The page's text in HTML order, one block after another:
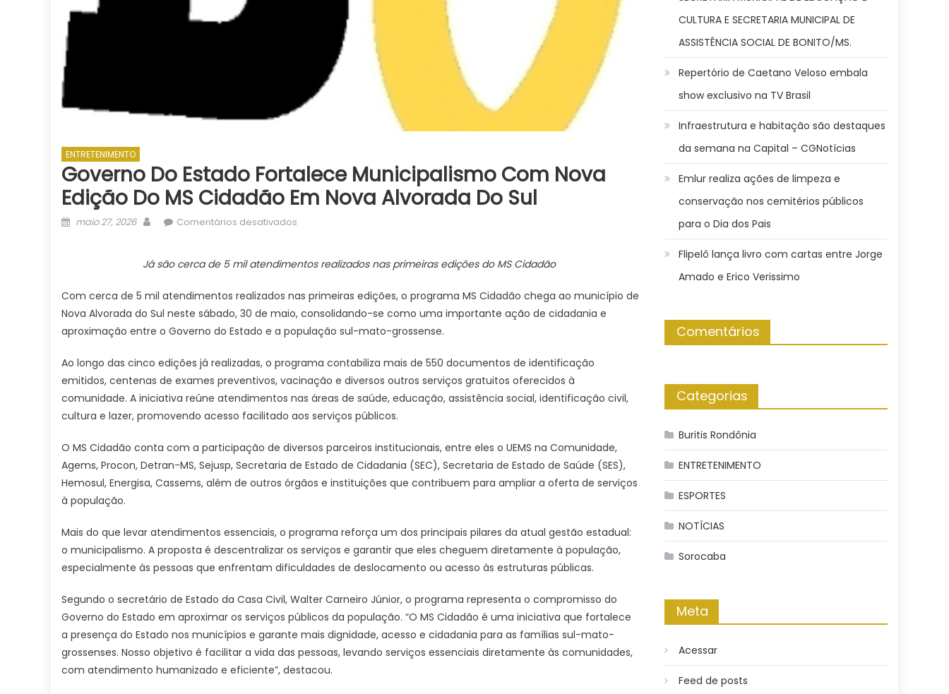
ENTRETENIMENTO
Governo Do Estado Fortalece Municipalismo Com Nova
Edição Do MS Cidadão Em Nova Alvorada Do Sul
Posted
maio 27, 2026 AuthorComentários desativados
Estado
municipalismo
com
nova
do
MS
Cidadão
em
Alvorada
do
Sul
Já são cerca de 5 mil atendimentos realizados nas primeiras edições do MS Cidadão
Com cerca de 5 mil atendimentos realizados nas primeiras edições, o programa MS Cidadão chega ao município de
Nova Alvorada do Sul neste sábado, 30 de maio, consolidando-se como uma importante ação de cidadania e
aproximação entre o Governo do Estado e a população sul-mato-grossense.
Ao longo das cinco edições já realizadas, o programa contabiliza mais de 550 documentos de identificação
emitidos, centenas de exames preventivos, vacinação e diversos outros serviços gratuitos oferecidos à
comunidade. A iniciativa reúne atendimentos nas áreas de saúde, educação, assistência social, identificação civil,
cultura e lazer, promovendo acesso facilitado aos serviços públicos.
O MS Cidadão conta com a participação de diversos parceiros institucionais, entre eles o UEMS na Comunidade,
Agems, Procon, Detran-MS, Sejusp, Secretaria de Estado de Cidadania (SEC), Secretaria de Estado de Saúde (SES),
Hemosul, Energisa, Cassems, além de outros órgãos e instituições que contribuem para ampliar a oferta de serviços
à população.
Mais do que levar atendimentos essenciais, o programa reforça um dos principais pilares da atual gestão estadual:
o municipalismo. A proposta é descentralizar os serviços e garantir que eles cheguem diretamente à população,
especialmente às pessoas que enfrentam dificuldades de deslocamento ou acesso às estruturas públicas.
Segundo o secretário de Estado da Casa Civil, Walter Carneiro Júnior, o programa representa o compromisso do
Governo do Estado em aproximar os serviços públicos da população. “O MS Cidadão é uma iniciativa que fortalece
a presença do Estado nos municípios e garante mais dignidade, acesso e cidadania para as famílias sul-mato-
grossenses. Nosso objetivo é facilitar a vida das pessoas, levando serviços essenciais diretamente às comunidades,
com atendimento humanizado e eficiente”, destacou.
CULTURA E SECRETARIA MUNICIPAL DE
ASSISTÊNCIA SOCIAL DE BONITO/MS.
Repertório de Caetano Veloso embala
show exclusivo na TV Brasil
Infraestrutura e habitação são destaques
da semana na Capital – CGNotícias
Emlur realiza ações de limpeza e
conservação nos cemitérios públicos
para o Dia dos Pais
Flipelô lança livro com cartas entre Jorge
Amado e Erico Verissimo
Comentários
Categorias
Buritis Rondônia
ENTRETENIMENTO
ESPORTES
NOTÍCIAS
Sorocaba
Meta
Acessar
Feed de posts